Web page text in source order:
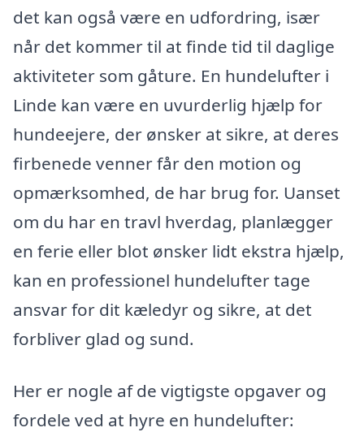
det kan også være en udfordring, især
når det kommer til at finde tid til daglige
aktiviteter som gåture. En hundelufter i
Linde kan være en uvurderlig hjælp for
hundeejere, der ønsker at sikre, at deres
firbenede venner får den motion og
opmærksomhed, de har brug for. Uanset
om du har en travl hverdag, planlægger
en ferie eller blot ønsker lidt ekstra hjælp,
kan en professionel hundelufter tage
ansvar for dit kæledyr og sikre, at det
forbliver glad og sund.
Her er nogle af de vigtigste opgaver og
fordele ved at hyre en hundelufter: